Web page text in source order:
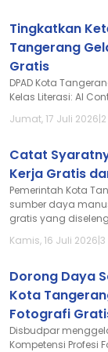
Tingkatkan
Tangerang
Gratis
DPAD Kota
Kelas Literasi: AI
Jumat, 17 Juli 2026|
Catat
Kerja Gratis
Pemerintah Kota
sumber daya
gratis yang
Kamis, 16 Juli 2026|
Dorong Daya
Kota
Fotografi
Disbudpar
Kompetensi Profesi